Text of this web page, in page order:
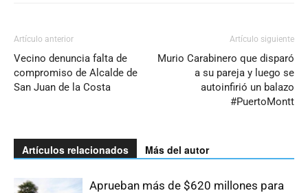
Artículo anterior
Vecino denuncia falta de
compromiso de Alcalde de
San Juan de la Costa
Artículo siguiente
Murio Carabinero que disparó
a su pareja y luego se
autoinfirió un balazo
#PuertoMontt
Artículos relacionados Más del autor
Aprueban más de $620 millones para